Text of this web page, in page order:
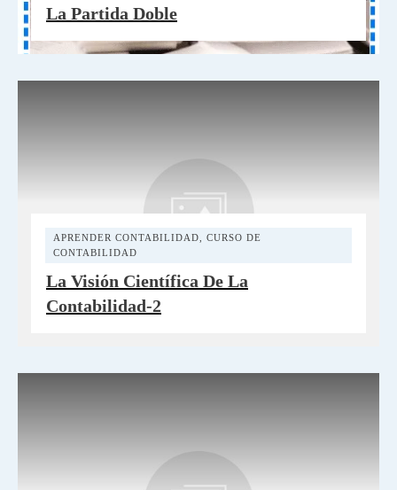
La Partida Doble
APRENDER CONTABILIDAD, CURSO DE
CONTABILIDAD
La Visión Científica De La
Contabilidad-2